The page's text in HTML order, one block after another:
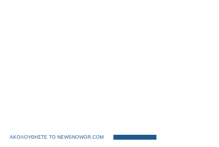
ΑΚΟΛΟΥΘΗΣΤΕ ΤΟ NEWSNOWGR.COM